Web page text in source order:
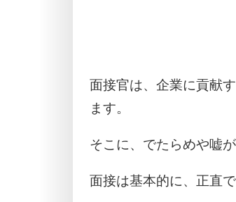
面接官は、企業に貢献
ます。
そこに、でたらめや嘘
面接は基本的に、正直